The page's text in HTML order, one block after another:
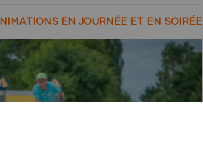
EN JOURNÉE ET EN SOIRÉE